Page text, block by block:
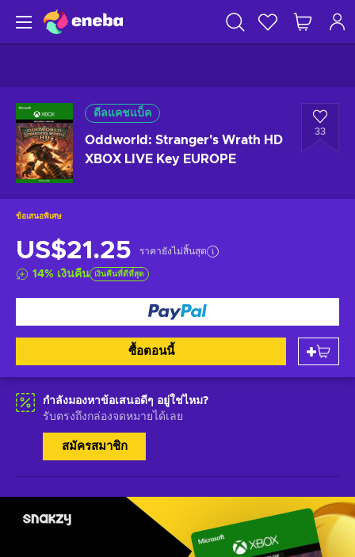
ดีลแคชแบ็ค
Oddworld: Stranger's Wrath HD
XBOX LIVE Key EUROPE
33
ข้อเสนอพิเศษ
US$21.25 ราคายังไม่สิ้นสุด
14% เงินคืน เงินคืนที่ดีที่สุด
ซื้อตอนนี้
กำลังมองหาข้อเสนอดีๆ อยู่ใช่ไหม?
รับตรงถึงกล่องจดหมายได้เลย
สมัครสมาชิก